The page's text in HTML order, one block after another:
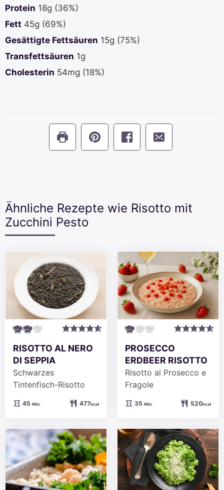
Protein 18g (36%)
Fett 45g (69%)
Gesättigte Fettsäuren 15g (75%)
Transfettsäuren 1g
Cholesterin 54mg (18%)
Ähnliche Rezepte wie Risotto mit
Zucchini Pesto
RISOTTO AL NERO
DI SEPPIA
Schwarzes
Tintenfisch-Risotto
45Minuten
Min. 477kcal
PROSECCO
ERDBEER RISOTTO
Risotto al Prosecco e
Fragole
35Minuten
Min. 520kcal